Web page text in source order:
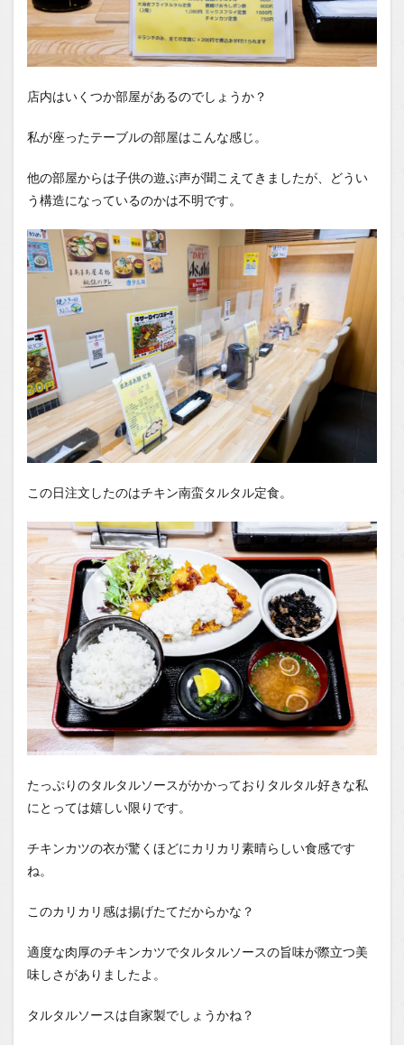
店内はいくつか部屋があるのでしょうか？
私が座ったテーブルの部屋はこんな感じ。
他の部屋からは子供の遊ぶ声が聞こえてきましたが、どうい
う構造になっているのかは不明です。
この日注文したのはチキン南蛮タルタル定食。
たっぷりのタルタルソースがかかっておりタルタル好きな私
にとっては嬉しい限りです。
チキンカツの衣が驚くほどにカリカリ素晴らしい食感です
ね。
このカリカリ感は揚げたてだからかな？
適度な肉厚のチキンカツでタルタルソースの旨味が際立つ美
味しさがありましたよ。
タルタルソースは自家製でしょうかね？